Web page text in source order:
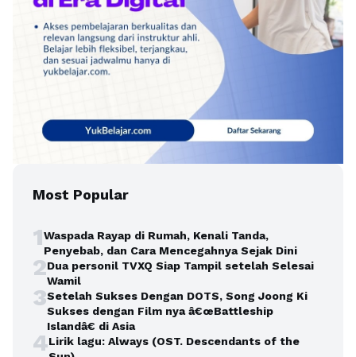
Most Popular
1Waspada Rayap di Rumah, Kenali Tanda,
Penyebab, dan Cara Mencegahnya Sejak Dini
2Dua personil TVXQ Siap Tampil setelah Selesai
Wamil
3Setelah Sukses Dengan DOTS, Song Joong Ki
Sukses dengan Film nya â€œBattleship
Islandâ€ di Asia
4Lirik lagu: Always (OST. Descendants of the